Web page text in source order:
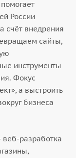
России
счёт внедрения
сайты,
инструменты
Фокус
а выстроить
бизнеса
разработка